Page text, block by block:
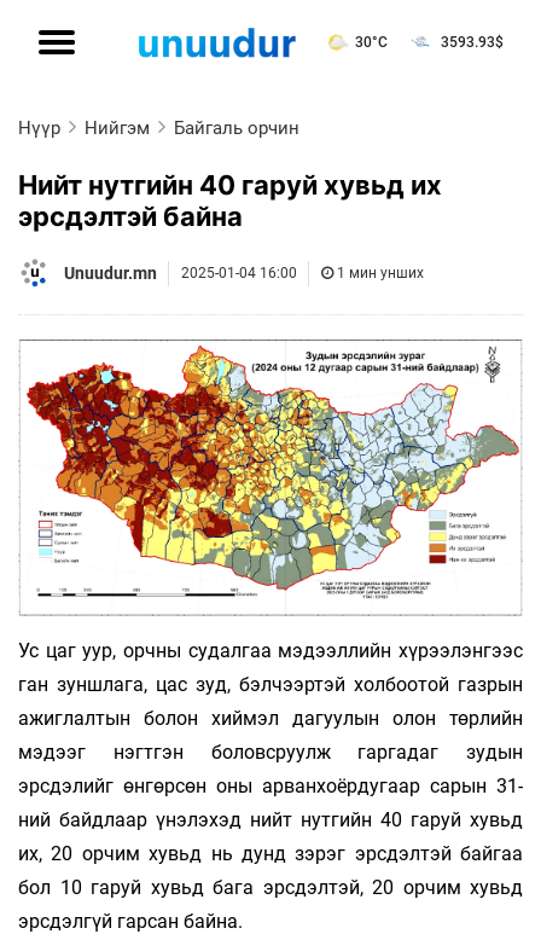
30°C 3593.93$
Нүүр Нийгэм Байгаль орчин
Нийт нутгийн 40 гаруй хувьд их
эрсдэлтэй байна
Unuudur.mn 2025-01-04 16:00 1 мин унших
Ус цаг уур, орчны судалгаа мэдээллийн хүрээлэнгээс
ган зуншлага, цас зуд, бэлчээртэй холбоотой газрын
ажиглалтын болон хиймэл дагуулын олон төрлийн
мэдээг нэгтгэн боловсруулж гаргадаг зудын
эрсдэлийг өнгөрсөн оны арванхоёрдугаар сарын 31-
ний байдлаар үнэлэхэд нийт нутгийн 40 гаруй хувьд
их, 20 орчим хувьд нь дунд зэрэг эрсдэлтэй байгаа
бол 10 гаруй хувьд бага эрсдэлтэй, 20 орчим хувьд
эрсдэлгүй гарсан байна.